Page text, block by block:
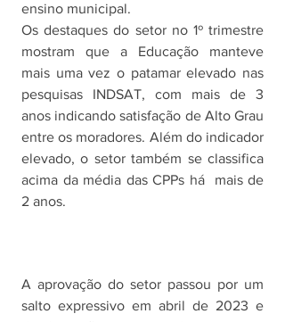
ensino municipal.
Os destaques do setor no 1º trimestre
mostram que a Educação manteve
mais uma vez o patamar elevado nas
pesquisas INDSAT, com mais de 3
anos indicando satisfação de Alto Grau
entre os moradores. Além do indicador
elevado, o setor também se classifica
acima da média das CPPs há  mais de
2 anos.
A aprovação do setor passou por um
salto expressivo em abril de 2023 e